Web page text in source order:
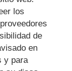
los
de
en
y para